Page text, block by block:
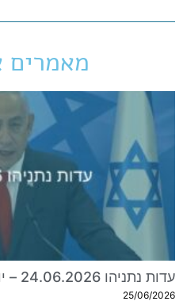
מאמרים
עדות נתניהו 24.06.2026 – יום עדות מס' 98 (אחרון)
25/06/2026